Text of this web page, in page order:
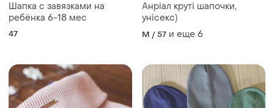
Шапка с завязками на
ребёнка 6-18 мес
47
Анріал круті шапочки,
унісекс)
M / 57 и еще 6